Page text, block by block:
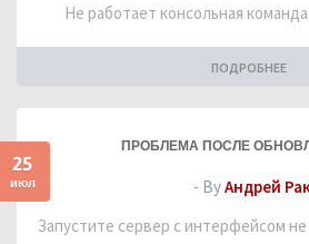
Не работает консольная
ПОДРОБНЕЕ
25
июл
ПРОБЛЕМА ПОСЛЕ
- ByАндрей
Запустите сервер с интерфейсом